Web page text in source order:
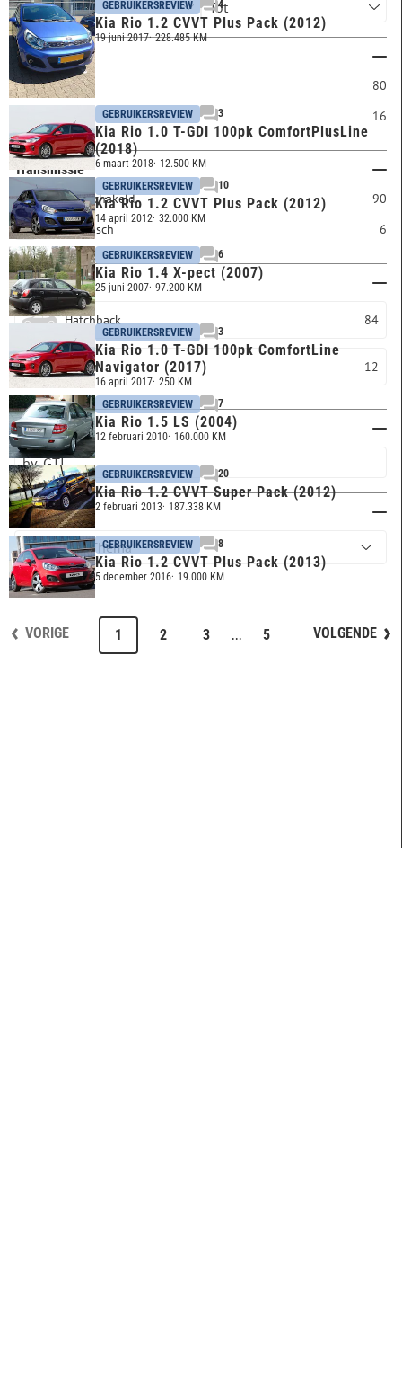
Brandstof
Benzine
80
16
Transmissie
Handgeschakeld
90
Automatisch
6
Carrosserie
Hatchback 84
Sedan 12
Trefwoord
Thema
GEBRUIKERSREVIEW 4
Kia Rio 1.2 CVVT Plus Pack (2012)
19 juni 2017 228.485 KM
GEBRUIKERSREVIEW 3
Kia Rio 1.0 T-GDI 100pk ComfortPlusLine
(2018)
6 maart 2018 12.500 KM
GEBRUIKERSREVIEW
10
Kia Rio 1.2 CVVT Plus Pack (2012)
14 april 2012 32.000 KM
GEBRUIKERSREVIEW 6
Kia Rio 1.4 X-pect (2007)
25 juni 2007 97.200 KM
GEBRUIKERSREVIEW 3
Kia Rio 1.0 T-GDI 100pk ComfortLine
Navigator (2017)
16 april 2017 250 KM
GEBRUIKERSREVIEW
7
Kia Rio 1.5 LS (2004)
12 februari 2010 160.000 KM
GEBRUIKERSREVIEW 20
Kia Rio 1.2 CVVT Super Pack (2012)
2 februari 2013 187.338 KM
GEBRUIKERSREVIEW 8
Kia Rio 1.2 CVVT Plus Pack (2013)
5 december 2016 19.000 KM
VORIGE VOLGENDE
1 2 3 ... 5